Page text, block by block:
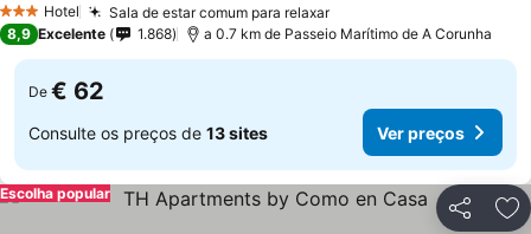
3 EstrelasHotel Sala de estar comum para relaxar
8,9 Excelente 1.868 a 0.7 km de Passeio Marítimo de A Corunha
De € 62
Consulte os preços de 13 sites Ver preços
Partilhar
Escolha popular